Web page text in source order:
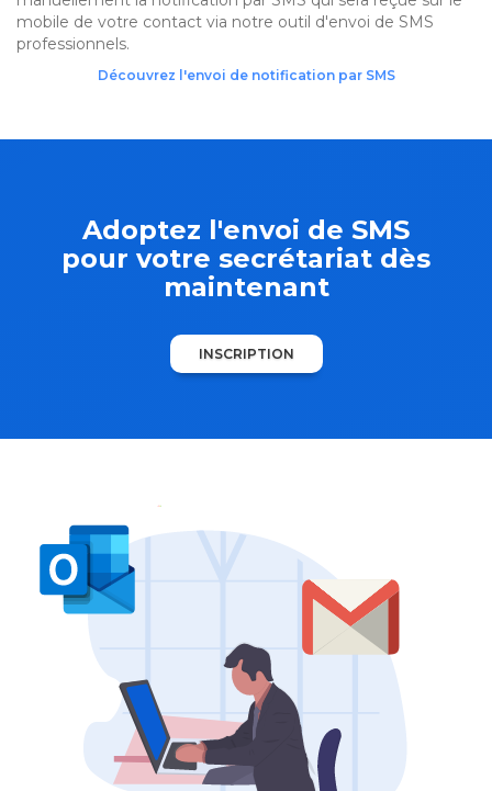
mobile de votre contact via notre outil d'envoi de SMS
professionnels.
Découvrez l'envoi de notification par SMS
Adoptez l'envoi de SMS
pour votre secrétariat dès
maintenant
INSCRIPTION